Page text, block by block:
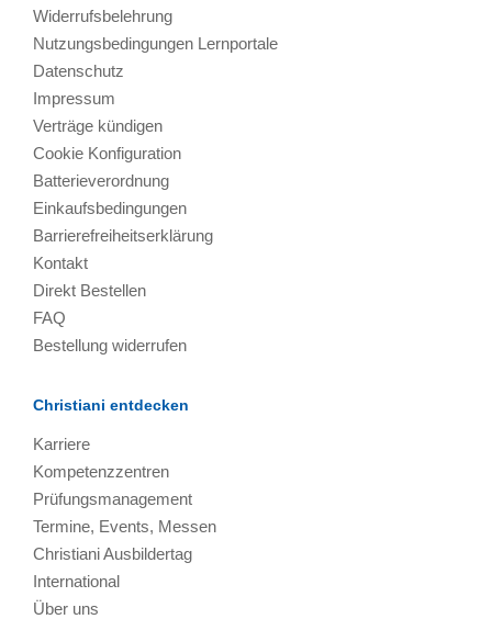
Widerrufsbelehrung
Nutzungsbedingungen Lernportale
Datenschutz
Impressum
Verträge kündigen
Cookie Konfiguration
Batterieverordnung
Einkaufsbedingungen
Barrierefreiheitserklärung
Kontakt
Direkt Bestellen
FAQ
Bestellung widerrufen
Christiani entdecken
Karriere
Kompetenzzentren
Prüfungsmanagement
Termine, Events, Messen
Christiani Ausbildertag
International
Über uns